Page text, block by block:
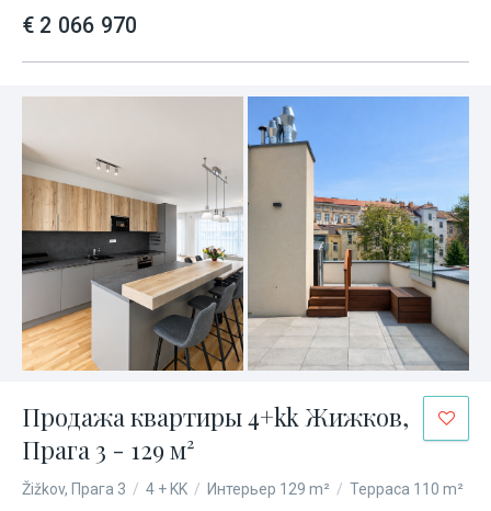
€ 2 066 970
Продажа квартиры 4+kk Жижков,
Прага 3 - 129 м²
Žižkov, Прага 3 / 4 + KK / Интерьер 129 m² / Терраса 110 m²